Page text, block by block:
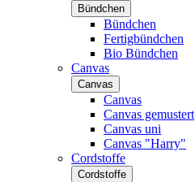
Bündchen
Bündchen
Fertigbündchen
Bio Bündchen
Canvas
Canvas
Canvas
Canvas gemustert
Canvas uni
Canvas "Harry"
Cordstoffe
Cordstoffe